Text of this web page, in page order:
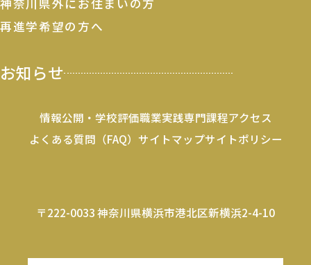
再進学希望の方へ
お知らせ
情報公開・学校評価職業実践専門課程アクセス
よくある質問（FAQ） サイトマップサイトポリシー
〒222-0033 神奈川県横浜市港北区新横浜2-4-10